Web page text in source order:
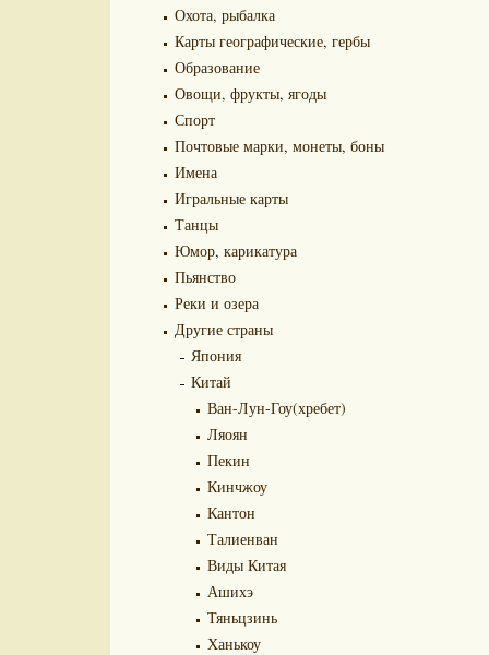
Охота, рыбалка
Карты географические, гербы
Образование
Овощи, фрукты, ягоды
Спорт
Почтовые марки, монеты, боны
Имена
Игральные карты
Танцы
Юмор, карикатура
Пьянство
Реки и озера
Другие страны
Япония
Китай
Ван-Лун-Гоу(хребет)
Ляоян
Пекин
Кинчжоу
Кантон
Талиенван
Виды Китая
Ашихэ
Тяньцзинь
Ханькоу